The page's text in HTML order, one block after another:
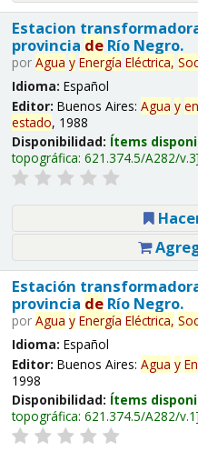
Estacion
provincia deRío Negro.
por Agua y Energía Eléctrica,
Idioma: Español
Editor: Buenos Aires: Agua y
estado, 1988
Disponibilidad: Ítems
topográfica: 621.374.5/A282/v.3
Estación
provincia deRío Negro.
por Agua y Energía Eléctrica,
Idioma: Español
Editor: Buenos Aires: Agua y
1998
Disponibilidad: Ítems
topográfica: 621.374.5/A282/v.1